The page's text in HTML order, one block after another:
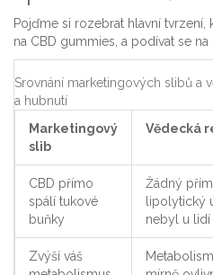
Pojďme si rozebrat hlavní tvrzení,
na CBD gummies, a podívat se
Srovnání marketingových slibů a
a hubnutí
Marketingový
slib
Vědecká
CBD přímo
spálí tukové
buňky
Žádný
lipolytický
nebyl u lidí
Zvýší váš